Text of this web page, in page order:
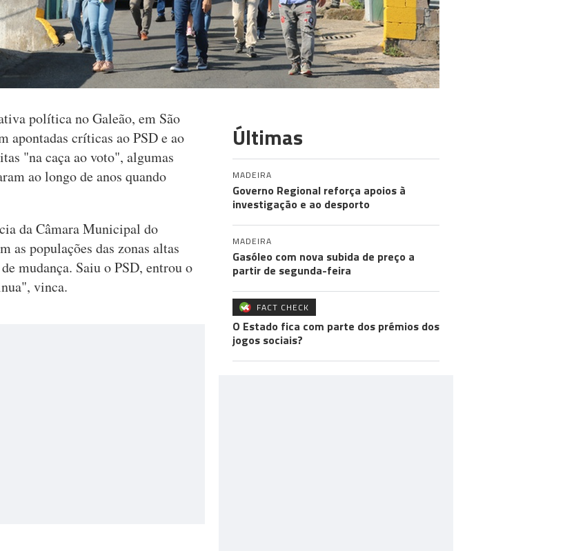
política no Galeão, em São
apontadas críticas ao PSD e ao
"na caça ao voto", algumas
ao longo de anos quando
da Câmara Municipal do
as populações das zonas altas
mudança. Saiu o PSD, entrou o
vinca.
Últimas
MADEIRA
Governo Regional reforça apoios à
investigação e ao desporto
MADEIRA
Gasóleo com nova subida de preço a
partir de segunda-feira
FACT CHECK
O Estado fica com parte dos prémios dos
jogos sociais?